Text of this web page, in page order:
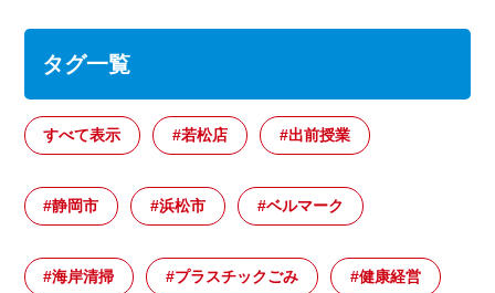
タグ一覧
すべて表示 #若松店 #出前授業
#静岡市 #浜松市 #ベルマーク
#海岸清掃 #プラスチックごみ #健康経営